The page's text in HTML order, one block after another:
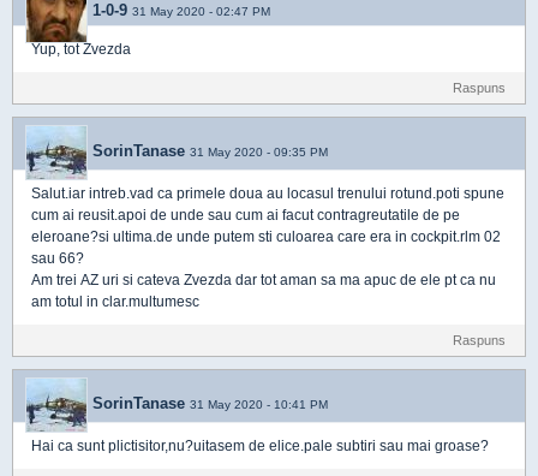
1-0-9 31 May 2020 - 02:47 PM
Yup, tot Zvezda
Raspuns
SorinTanase 31 May 2020 - 09:35 PM
Salut.iar intreb.vad ca primele doua au locasul trenului rotund.poti spune
cum ai reusit.apoi de unde sau cum ai facut contragreutatile de pe
eleroane?si ultima.de unde putem sti culoarea care era in cockpit.rlm 02
sau 66?
Am trei AZ uri si cateva Zvezda dar tot aman sa ma apuc de ele pt ca nu
am totul in clar.multumesc
Raspuns
SorinTanase 31 May 2020 - 10:41 PM
Hai ca sunt plictisitor,nu?uitasem de elice.pale subtiri sau mai groase?